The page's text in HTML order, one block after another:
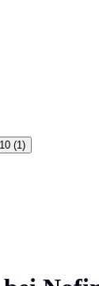
(1 )